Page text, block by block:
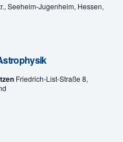
n
a
Seeheim-Jugenheim, Hessen,
Friedrich-List-Straße 8,